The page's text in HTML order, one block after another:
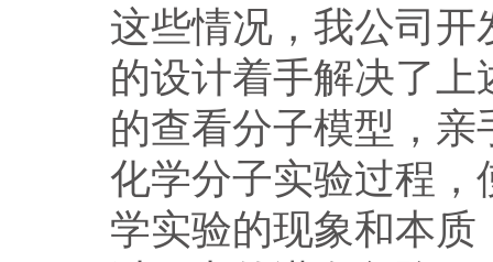
这些情况，我公司
的设计着手解决了
的查看分子模型，
化学分子实验过程
学实验的现象和本